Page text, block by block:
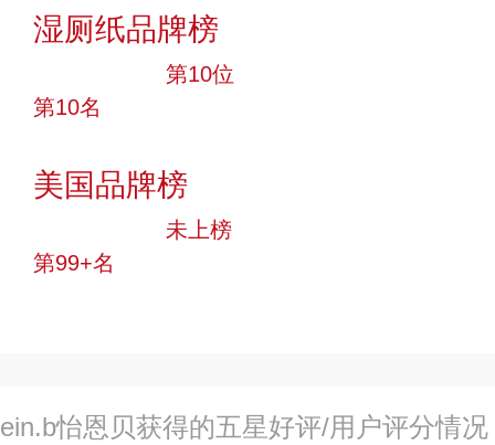
湿厕纸品牌榜
第10位
第10名
美国品牌榜
未上榜
第99+名
ein.b怡恩贝获得的五星好评/用户评分情况